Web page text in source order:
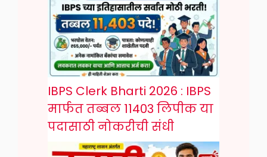
IBPS Clerk Bharti 2026 : IBPS
मार्फत तब्बल 11403 लिपीक या
पदासाठी नोकरीची संधी